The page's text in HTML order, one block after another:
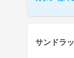
サンドラ